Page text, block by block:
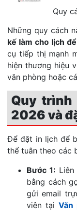
Quy
Những quy cách
kế làm cho lịch
cụ tiếp thị mạnh
hiện thương hiệu
văn phòng hoặc
Quy
2026 và
Để đặt in lịch để
thể tuân theo các
Bước 1:
bằng cách
gửi email
viên tại Văn